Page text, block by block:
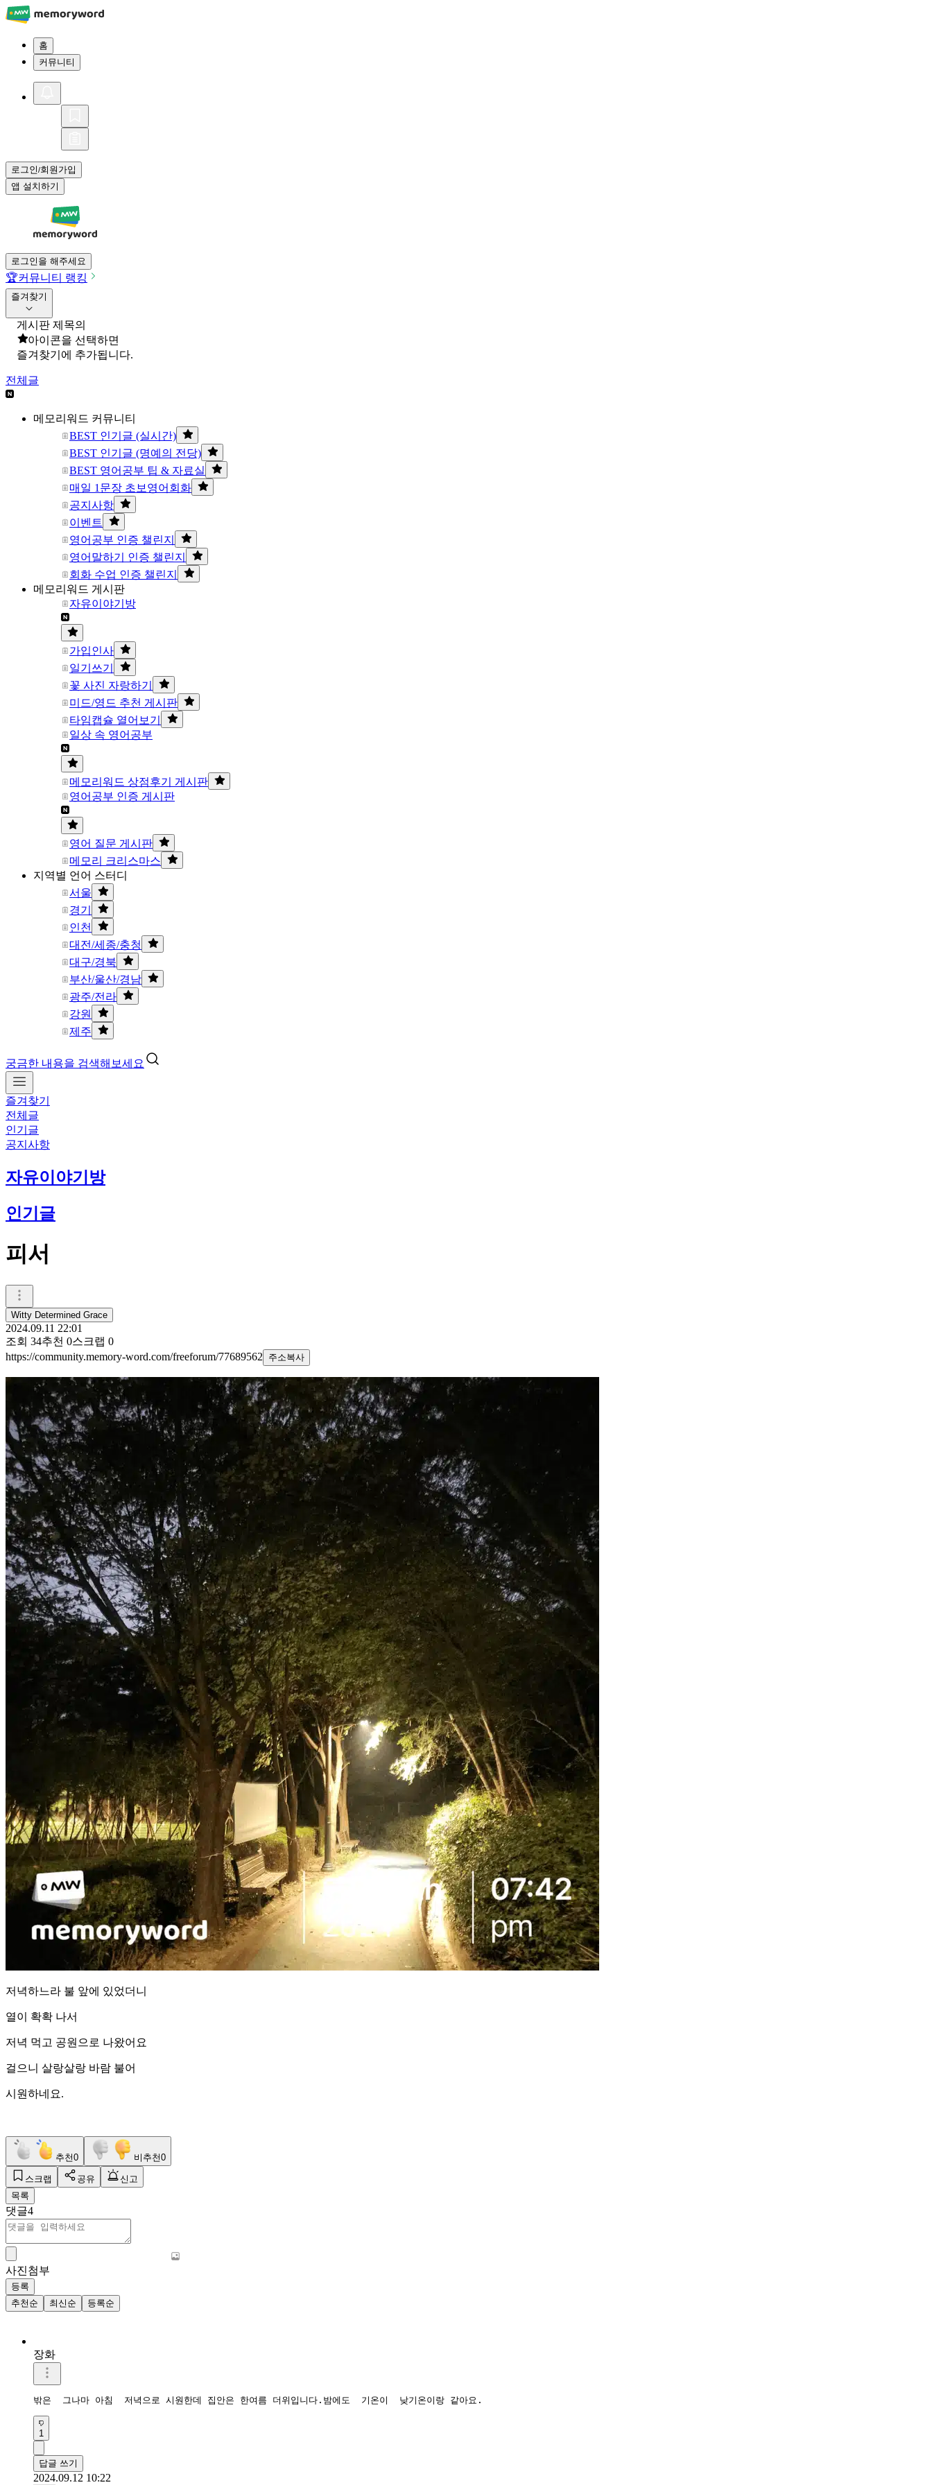
홈
커뮤니티
로그인/회원가입
앱 설치하기
로그인을 해주세요
🏆커뮤니티 랭킹
즐겨찾기
게시판 제목의
아이콘을 선택하면
즐겨찾기에 추가됩니다.
전체글
메모리워드 커뮤니티
BEST 인기글 (실시간)
BEST 인기글 (명예의 전당)
BEST 영어공부 팁 & 자료실
매일 1문장 초보영어회화
공지사항
이벤트
영어공부 인증 챌린지
영어말하기 인증 챌린지
회화 수업 인증 챌린지
메모리워드 게시판
자유이야기방
가입인사
일기쓰기
꽃 사진 자랑하기
미드/영드 추천 게시판
타임캡슐 열어보기
일상 속 영어공부
메모리워드 상점후기 게시판
영어공부 인증 게시판
영어 질문 게시판
메모리 크리스마스
지역별 언어 스터디
서울
경기
인천
대전/세종/충청
대구/경북
부산/울산/경남
광주/전라
강원
제주
궁금한 내용을 검색해보세요
즐겨찾기
전체글
인기글
공지사항
자유이야기방
인기글
피서
Witty Determined Grace
2024.09.11 22:01
조회 34추천 0스크랩 0
https://community.memory-word.com/freeforum/77689562
주소복사
저녁하느라 불 앞에 있었더니
열이 확확 나서
저녁 먹고 공원으로 나왔어요
걸으니 살랑살랑 바람 불어
시원하네요.
추천0 비추천0
스크랩 공유
신고
목록
댓글4
사진첨부
등록
추천순
최신순 등록순
장화
밖은  그나마 아침  저녁으로 시원한데 집안은 한여름 더위입니다.밤에도  기온이  낮기온이랑 같아요.
1
답글 쓰기
2024.09.12 10:22